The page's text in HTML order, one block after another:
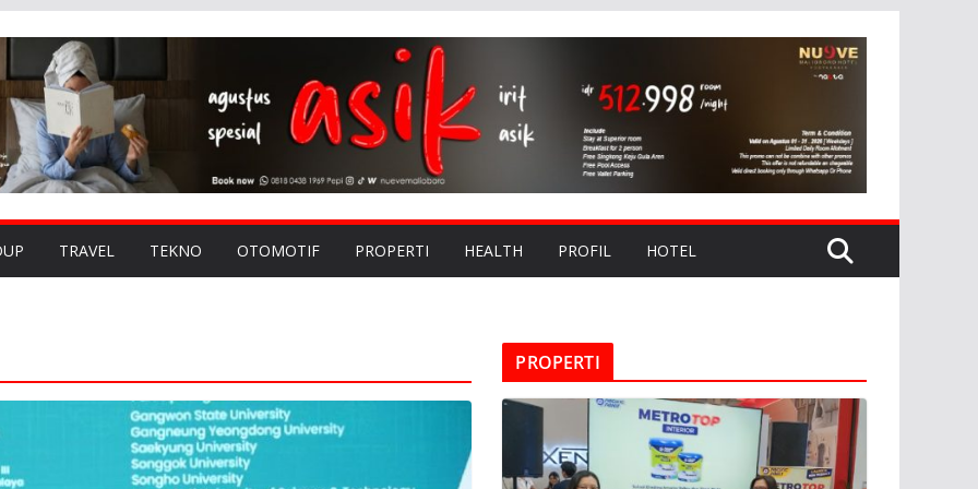
TRAVEL TEKNO OTOMOTIF PROPERTI HEALTH PROFIL HOTEL
PROPERTI